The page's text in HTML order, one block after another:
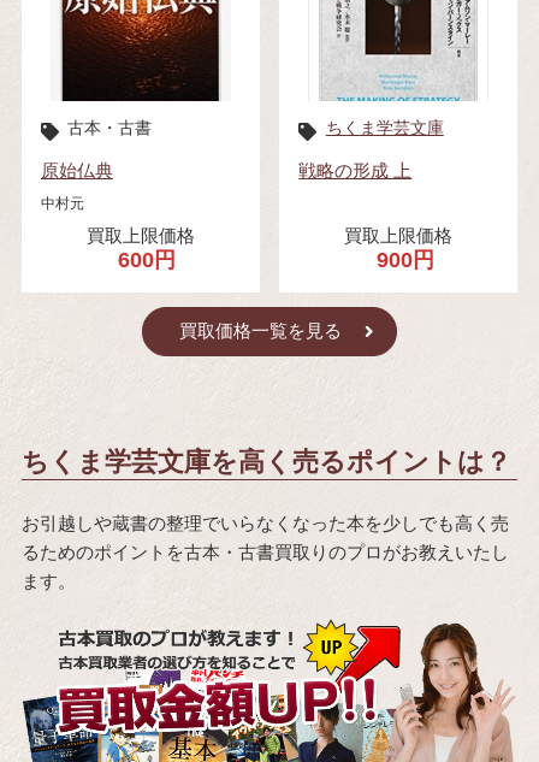
古本・古書
原始仏典
中村元
買取上限価格
600円
ちくま学芸文庫
戦略の形成 上
買取上限価格
900円
買取価格一覧を見る
ちくま学芸文庫を高く売るポイントは？
お引越しや蔵書の整理でいらなくなった本を少しでも高く売
るためのポイントを古本・古書買取りのプロがお教えいたし
ます。